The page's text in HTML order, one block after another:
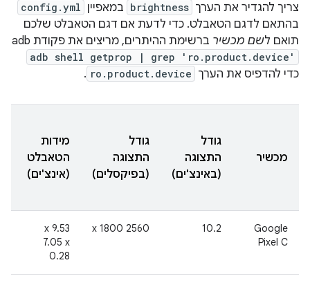
צריך להגדיר את הערך brightness במאפיין config.yml
בהתאם לדגם הטאבלט. כדי לדעת אם דגם הטאבלט שלכם
תואם לשם מכשיר ברשימת ההיתרים, מריצים את פקודת adb‏
adb shell getprop | grep 'ro.product.device'
כדי להדפיס את הערך ro.product.device
.
מכשיר
גודל
התצוגה
(באינצ'ים)
גודל
התצוגה
(בפיקסלים)
מידות
הטאבלט
(אינצ'ים)
‫Google
Pixel C
‫10.2
2560 x 1800
‫9.53 x
7.05 x
0.28